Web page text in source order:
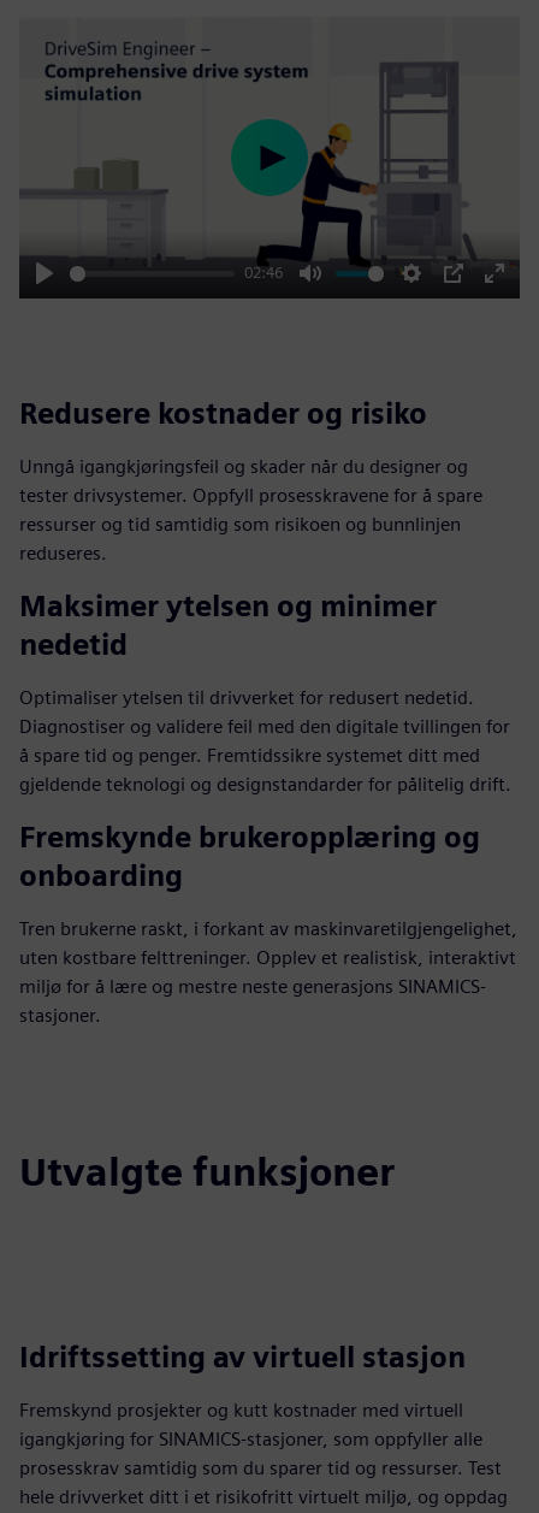
Play
02:46
Mute Settings
PIP
Enter
Play
Redusere kostnader og risiko
Unngå igangkjøringsfeil og skader når du designer og
tester drivsystemer. Oppfyll prosesskravene for å spare
ressurser og tid samtidig som risikoen og bunnlinjen
reduseres.
Maksimer ytelsen og minimer
nedetid
Optimaliser ytelsen til drivverket for redusert nedetid.
Diagnostiser og validere feil med den digitale tvillingen for
å spare tid og penger. Fremtidssikre systemet ditt med
gjeldende teknologi og designstandarder for pålitelig drift.
Fremskynde brukeropplæring og
onboarding
Tren brukerne raskt, i forkant av maskinvaretilgjengelighet,
uten kostbare felttreninger. Opplev et realistisk, interaktivt
miljø for å lære og mestre neste generasjons SINAMICS-
stasjoner.
Utvalgte funksjoner
Idriftssetting av virtuell stasjon
Fremskynd prosjekter og kutt kostnader med virtuell
igangkjøring for SINAMICS-stasjoner, som oppfyller alle
prosesskrav samtidig som du sparer tid og ressurser. Test
hele drivverket ditt i et risikofritt virtuelt miljø, og oppdag